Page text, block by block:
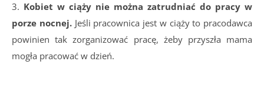
3. Kobiet w ciąży nie można zatrudniać do pracy w
porze nocnej.Jeśli pracownica jest w ciąży to pracodawca
powinien tak zorganizować pracę, żeby przyszła mama
mogła pracować w dzień.